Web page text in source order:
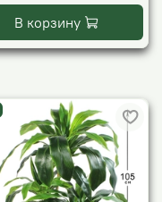
В корзину